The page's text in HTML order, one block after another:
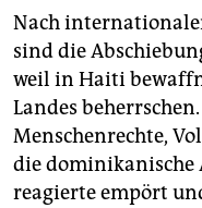
Nach
sind die
weil in Haiti
Landes
Menschenrechte,
die dominikanische
reagierte empört